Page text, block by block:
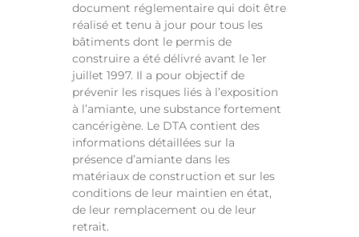
document réglementaire qui doit être
réalisé et tenu à jour pour tous les
bâtiments dont le permis de
construire a été délivré avant le 1er
juillet 1997. Il a pour objectif de
prévenir les risques liés à l’exposition
à l’amiante, une substance fortement
cancérigène. Le DTA contient des
informations détaillées sur la
présence d’amiante dans les
matériaux de construction et sur les
conditions de leur maintien en état,
de leur remplacement ou de leur
retrait.